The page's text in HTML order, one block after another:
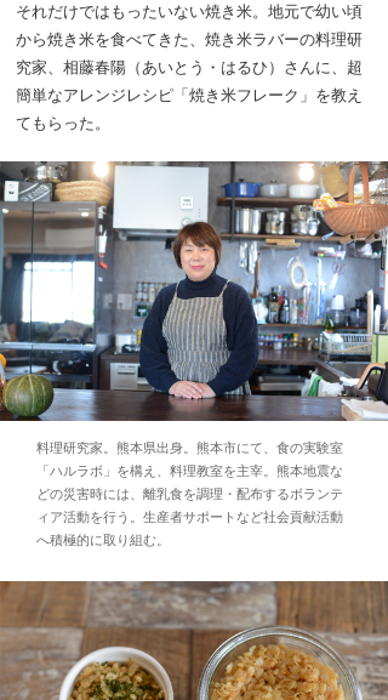
それだけではもったいない焼き米。地元で幼い頃
から焼き米を食べてきた、焼き米ラバーの料理研
究家、相藤春陽（あいとう・はるひ）さんに、超
簡単なアレンジレシピ「焼き米フレーク」を教え
てもらった。
料理研究家。熊本県出身。熊本市にて、食の実験室
「ハルラボ」を構え、料理教室を主宰。熊本地震な
どの災害時には、離乳食を調理・配布するボランテ
ィア活動を行う。生産者サポートなど社会貢献活動
へ積極的に取り組む。